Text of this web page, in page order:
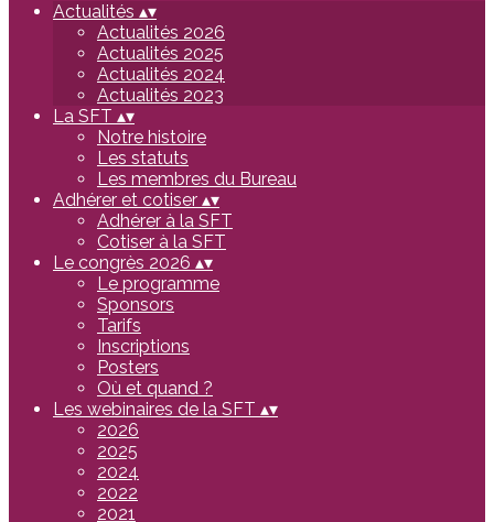
Actualités ▴▾
Actualités 2026
Actualités 2025
Actualités 2024
Actualités 2023
La SFT ▴▾
Notre histoire
Les statuts
Les membres du Bureau
Adhérer et cotiser ▴▾
Adhérer à la SFT
Cotiser à la SFT
Le congrès 2026 ▴▾
Le programme
Sponsors
Tarifs
Inscriptions
Posters
Où et quand ?
Les webinaires de la SFT ▴▾
2026
2025
2024
2022
2021